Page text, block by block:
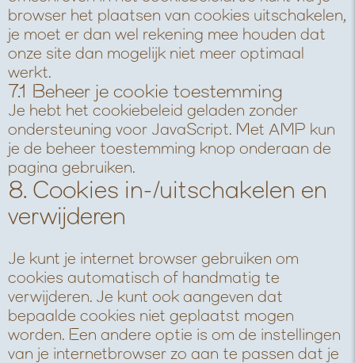
r
-
j
e
n
c
m
e
o
e
y
o
t
u
e
v
i
c
f
a
e
b
o
o
k
s
e
r
i
c
d
i
v
e
r
e
n
browser het plaatsen van cookies uitschakelen,
je moet er dan wel rekening mee houden dat
onze site dan mogelijk niet meer optimaal
werkt.
7.1 Beheer je cookie toestemming
Je hebt het cookiebeleid geladen zonder
ondersteuning voor JavaScript. Met AMP kun
je de beheer toestemming knop onderaan de
pagina gebruiken.
8. Cookies in-/uitschakelen en
verwijderen
Je kunt je internet browser gebruiken om
cookies automatisch of handmatig te
verwijderen. Je kunt ook aangeven dat
bepaalde cookies niet geplaatst mogen
worden. Een andere optie is om de instellingen
van je internetbrowser zo aan te passen dat je